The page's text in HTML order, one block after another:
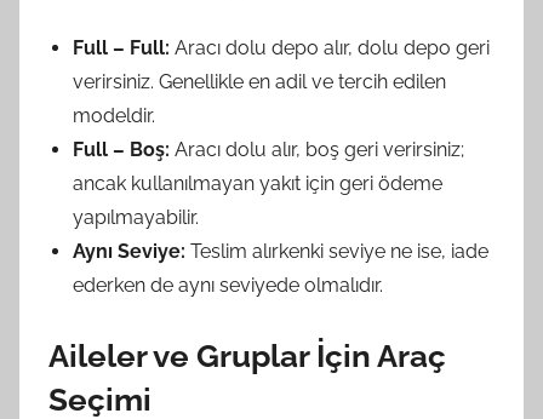
Full – Full: Aracı dolu depo alır, dolu depo geri
verirsiniz. Genellikle en adil ve tercih edilen
modeldir.
Full – Boş: Aracı dolu alır, boş geri verirsiniz;
ancak kullanılmayan yakıt için geri ödeme
yapılmayabilir.
Aynı Seviye: Teslim alırkenki seviye ne ise, iade
ederken de aynı seviyede olmalıdır.
Aileler ve Gruplar İçin Araç
Seçimi